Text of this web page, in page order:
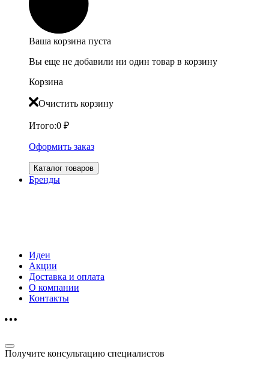
Ваша корзина пуста
Вы еще не добавили ни один товар в корзину
Корзина
Очистить корзину
Итого:0 ₽
Оформить заказ
Каталог товаров
Бренды
Идеи
Акции
Доставка и оплата
О компании
Контакты
Получите консультацию специалистов